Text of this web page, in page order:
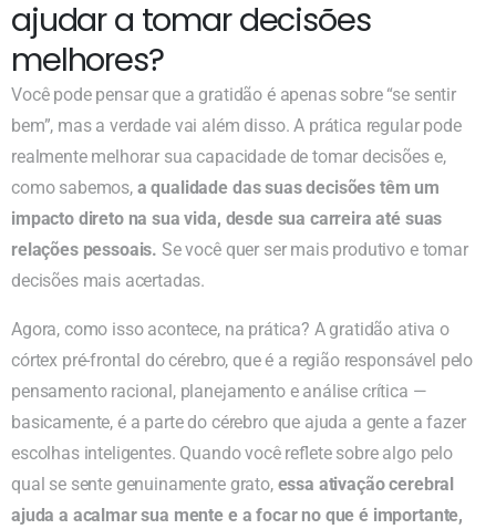
ajudar a tomar decisões
melhores?
Você pode pensar que a gratidão é apenas sobre “se sentir
bem”, mas a verdade vai além disso. A prática regular pode
realmente melhorar sua capacidade de tomar decisões e,
como sabemos, a qualidade das suas decisões têm um
impacto direto na sua vida, desde sua carreira até suas
relações pessoais. Se você quer ser mais produtivo e tomar
decisões mais acertadas.
Agora, como isso acontece, na prática? A gratidão ativa o
córtex pré-frontal do cérebro, que é a região responsável pelo
pensamento racional, planejamento e análise crítica —
basicamente, é a parte do cérebro que ajuda a gente a fazer
escolhas inteligentes. Quando você reflete sobre algo pelo
qual se sente genuinamente grato, essa ativação cerebral
ajuda a acalmar sua mente e a focar no que é importante,